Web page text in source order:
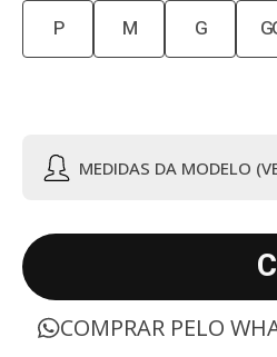
P M G
MEDIDAS DA MODELO
COMPRAR PELO